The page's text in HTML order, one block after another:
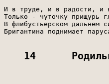
И в труде, и в радости, и
Только - чуточку прищурь
В флибустьерском дальнем
Бригантина поднимает
14